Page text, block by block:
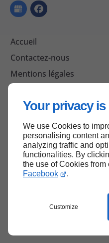
Your privacy
We use Cookies to
personalising content
analyzing traffic and
functionalities. By
the use of Cookies from
Facebook
.
Customize
Accueil
Contactez-nous
Mentions légales
Accueil
Contactez-nous
Mentions légales